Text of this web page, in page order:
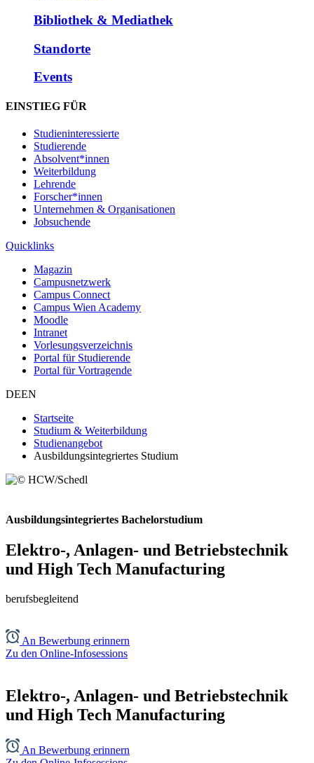
Bibliothek & Mediathek
Standorte
Events
EINSTIEG FÜR
Studieninteressierte
Studierende
Absolvent*innen
Weiterbildung
Lehrende
Forscher*innen
Unternehmen & Organisationen
Jobsuchende
Quicklinks
Magazin
Campusnetzwerk
Campus Connect
Campus Wien Academy
Moodle
Intranet
Vorlesungsverzeichnis
Portal für Studierende
Portal für Vortragende
DEEN
Startseite
Studium & Weiterbildung
Studienangebot
Ausbildungsintegriertes Studium
Ausbildungsintegriertes Bachelorstudium
Elektro-, Anlagen- und Betriebstechnik
und High Tech Manufacturing
berufsbegleitend
An Bewerbung erinnern
Zu den Online-Infosessions
Elektro-, Anlagen- und Betriebstechnik
und High Tech Manufacturing
An Bewerbung erinnern